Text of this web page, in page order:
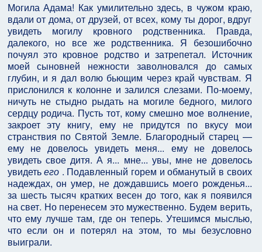
Могила Адама! Как умилительно здесь, в чужом краю,
вдали от дома, от друзей, от всех, кому ты дорог, вдруг
увидеть могилу кровного родственника. Правда,
далекого, но все же родственника. Я безоши­бочно
почуял это кровное родство и затрепетал. Ис­точник
моей сыновней нежности заволновался до са­мых
глубин, и я дал волю бьющим через край чувст­вам. Я
прислонился к колонне и залился слезами. По-моему,
ничуть не стыдно рыдать на могиле бед­ного, милого
сердцу родича. Пусть тот, кому смешно мое волнение,
закроет эту книгу, ему не придутся по вкусу мои
странствия по Святой Земле. Благородный старец —
ему не довелось увидеть меня... ему не до­велось
увидеть свое дитя. А я... мне... увы, мне не довелось
увидетьего . Подавленный горем и обману­тый в своих
надеждах, он умер, не дождавшись моего рожденья...
за шесть тысяч кратких весен до того, как я появился
на свет. Но перенесем это мужественно. Будем верить,
что ему лучше там, где он теперь. Утешимся мыслью,
что если он и потерял на этом, то мы безусловно
выиграли.